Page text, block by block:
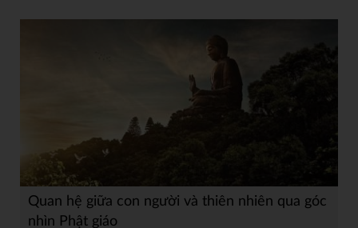
Quan hệ giữa con người và thiên nhiên qua góc
nhìn Phật giáo